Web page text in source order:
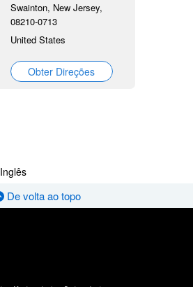
Swainton, New Jersey,
08210-0713
United States
Obter Direções
Inglês
De volta ao topo